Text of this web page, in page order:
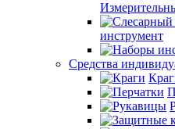
инструмент
Средства